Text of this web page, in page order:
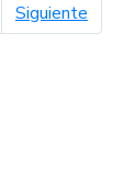
Siguiente